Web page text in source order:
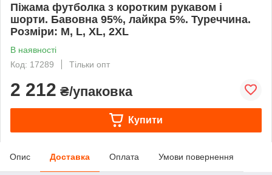
Піжама футболка з коротким рукавом і
шорти. Бавовна 95%, лайкра 5%. Туреччина.
Розміри: M, L, XL, 2XL
В наявності
Код: 17289
Тільки опт
2 212 ₴/упаковка
Купити
Опис Доставка Оплата Умови повернення